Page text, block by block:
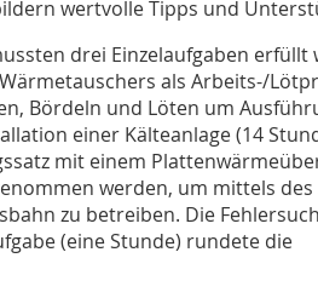
wertvolle Tipps und
drei Einzelaufgaben
als Arbeits-/
Bördeln und Löten um
einer Kälteanlage (14
mit einem
werden, um mittels
zu betreiben. Die
(eine Stunde) rundete die